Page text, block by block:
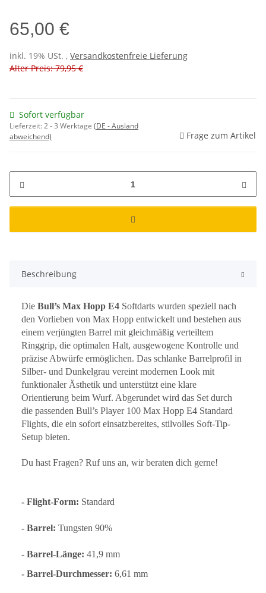
65,00 €
inkl. 19% USt. , Versandkostenfreie Lieferung
Alter Preis: 79,95 €
Sofort verfügbar
Lieferzeit:2 - 3 Werktage (DE - Ausland
abweichend)
Frage zum Artikel
Beschreibung
Die Bull’s Max Hopp E4 Softdarts wurden speziell nach
den Vorlieben von Max Hopp entwickelt und bestehen aus
einem verjüngten Barrel mit gleichmäßig verteiltem
Ringgrip, die optimalen Halt, ausgewogene Kontrolle und
präzise Abwürfe ermöglichen. Das schlanke Barrelprofil in
Silber- und Dunkelgrau vereint modernen Look mit
funktionaler Ästhetik und unterstützt eine klare
Orientierung beim Wurf. Abgerundet wird das Set durch
die passenden Bull’s Player 100 Max Hopp E4 Standard
Flights, die ein sofort einsatzbereites, stilvolles Soft-Tip-
Setup bieten.
Du hast Fragen? Ruf uns an, wir beraten dich gerne!
- Flight-Form: Standard
- Barrel: Tungsten 90%
- Barrel-Länge: 41,9 mm
- Barrel-Durchmesser: 6,61 mm